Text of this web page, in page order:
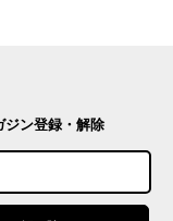
ジン登録・解除